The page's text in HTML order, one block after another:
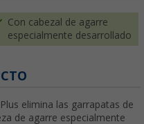
Con cabezal de agarre
especialmente desarrollado
elimina las garrapatas de
de agarre especialmente